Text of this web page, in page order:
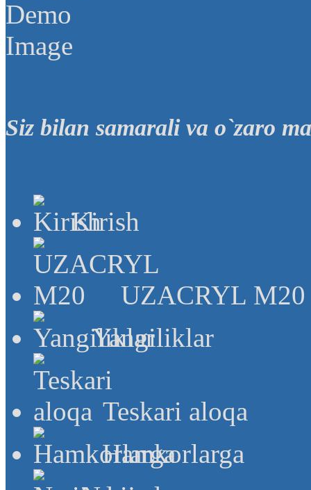
Siz bilan samarali va o`zaro
Kirish
UZACRYL M20
Yangiliklar
Teskari aloqa
Hamkorlarga